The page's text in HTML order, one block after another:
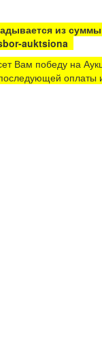
из
auktsiona
Вам победу на